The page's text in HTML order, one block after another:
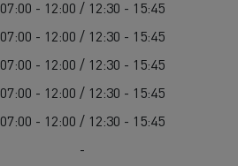
07:00 - 12:00 / 12:30 - 15:45
07:00 - 12:00 / 12:30 - 15:45
07:00 - 12:00 / 12:30 - 15:45
07:00 - 12:00 / 12:30 - 15:45
07:00 - 12:00 / 12:30 - 15:45
-